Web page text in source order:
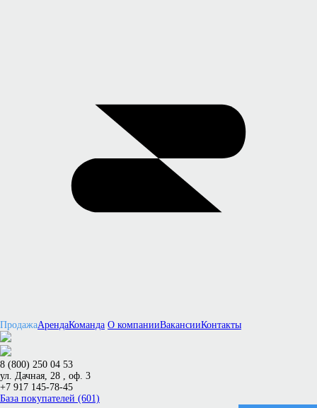
ПродажаАрендаКоманда О компанииВакансииКонтакты
8 (800) 250 04 53
ул. Дачная, 28 , оф. 3
+7 917 145-78-45
База покупателей (601)